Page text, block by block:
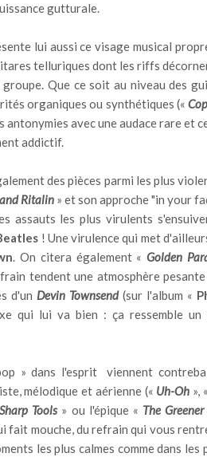
gutturale.
lui aussi ce visage musical
telluriques dont les riffs
Que ce soit au niveau des
organiques ou synthétiques («
antonymies avec une audace rare et
addictif.
des pièces parmi les plus
Ritalin » et son approche "in your
assauts les plus virulents
! Une virulence qui met
. On citera également «Golden
tendent une atmosphère
d'un Devin Townsend (sur l'album «
qui lui va bien : ça ressemble
» dans l'esprit viennent
mélodique et aérienne (« Uh-Oh », «
Tools» ou l'épique « The
fait mouche, du refrain qui vous
les plus calmes comme dans